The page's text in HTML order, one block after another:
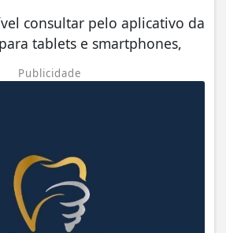
consultar pelo aplicativo da
tablets e smartphones,
Publicidade